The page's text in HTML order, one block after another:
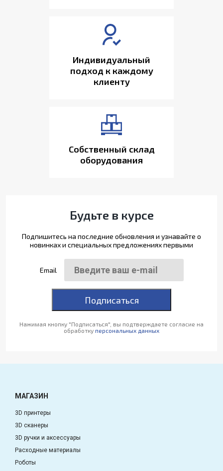
Индивидуальный
подход к каждому
клиенту
Собственный склад
оборудования
Будьте в курсе
Подпишитесь на последние обновления и узнавайте о
новинках и специальных предложениях первыми
Email
Подписаться
Нажимая кнопку "Подписаться", вы подтверждаете согласие на
обработку персональных данных
МАГАЗИН
3D принтеры
3D сканеры
3D ручки и аксессуары
Расходные материалы
Роботы